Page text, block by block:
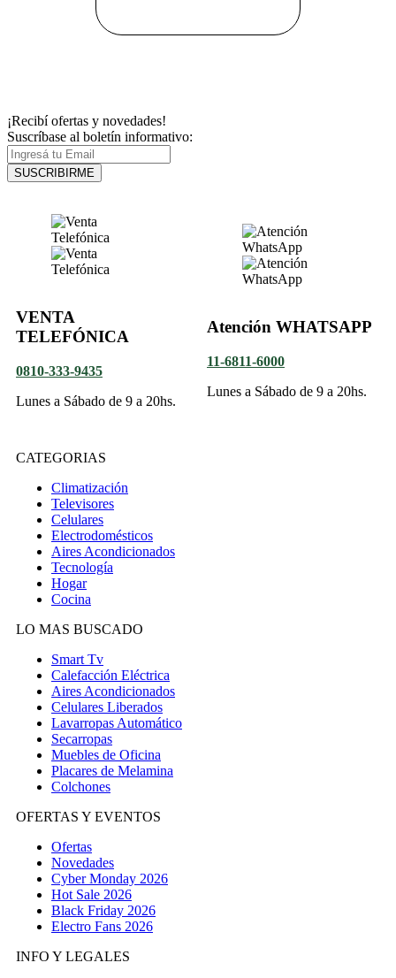
¡Recibí ofertas y novedades!
Suscríbase al boletín informativo:
SUSCRIBIRME
VENTA
TELEFÓNICA
0810-333-9435
Lunes a Sábado de 9 a 20hs.
Atención WHATSAPP
11-6811-6000
Lunes a Sábado de 9 a 20hs.
CATEGORIAS
Climatización
Televisores
Celulares
Electrodomésticos
Aires Acondicionados
Tecnología
Hogar
Cocina
LO MAS BUSCADO
Smart Tv
Calefacción Eléctrica
Aires Acondicionados
Celulares Liberados
Lavarropas Automático
Secarropas
Muebles de Oficina
Placares de Melamina
Colchones
OFERTAS Y EVENTOS
Ofertas
Novedades
Cyber Monday 2026
Hot Sale 2026
Black Friday 2026
Electro Fans 2026
INFO Y LEGALES